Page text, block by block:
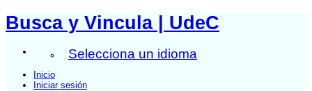
Busca y Vincula | UdeC
Selecciona un idioma
Inicio
Iniciar sesión